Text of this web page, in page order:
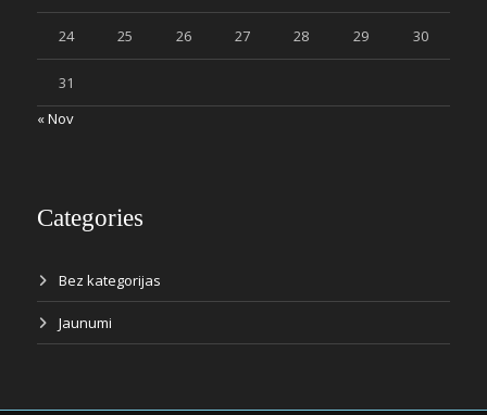
24 25 26 27 28 29 30
31
« Nov
Categories
Bez kategorijas
Jaunumi